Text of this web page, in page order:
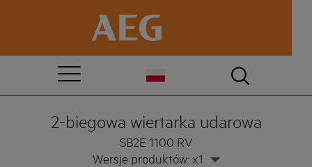
2-biegowa wiertarka udarowa
SB2E 1100 RV
Wersje produktów: x1